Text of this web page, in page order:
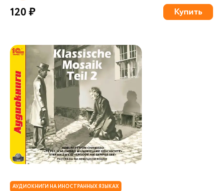
120 ₽ Купить
АУДИОКНИГИ НА ИНОСТРАННЫХ ЯЗЫКАХ